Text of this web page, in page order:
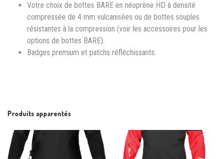
Votre choix de bottes BARE en néoprène HD à densité
compressée de 4 mm vulcanisées ou de bottes souples
résistantes à la compression (voir les accessoires pour les
options de bottes BARE).
Badges premium et patchs réfléchissants.
Produits apparentés